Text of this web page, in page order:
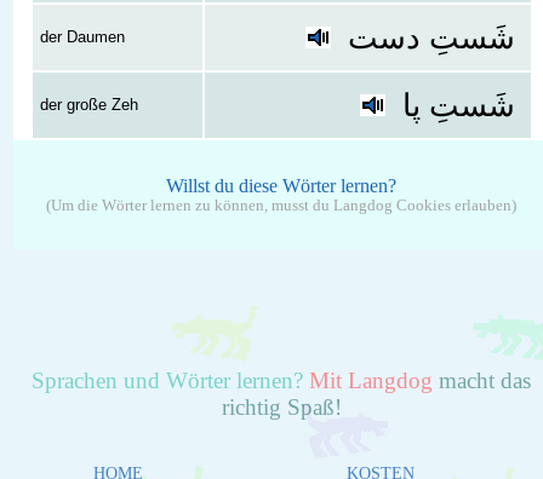
der Daumen شَستِ دست
der große Zeh شَستِ پا
Willst du diese Wörter lernen?
(Um die Wörter lernen zu können, musst du Langdog Cookies erlauben)
Sprachen und Wörter lernen? Mit Langdog macht das
richtig Spaß!
HOME KOSTEN